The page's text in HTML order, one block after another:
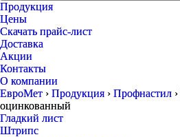
Продукция
Цены
Скачать прайс-лист
Доставка
Акции
Контакты
О компании
ЕвроМет › Продукция › Профнастил ›
оцинкованный
Гладкий лист
Штрипс